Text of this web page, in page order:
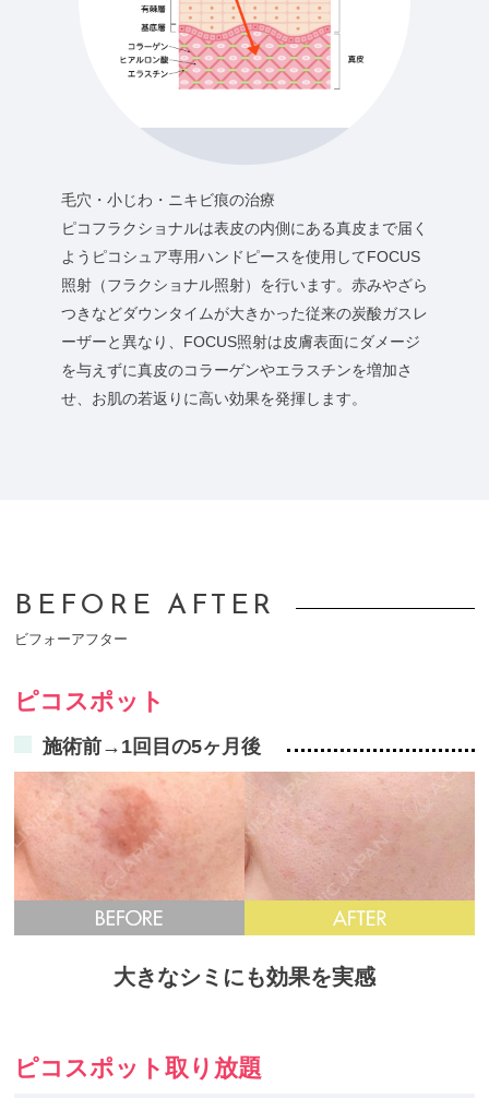
毛穴・小じわ・ニキビ痕の治療
ピコフラクショナルは表皮の内側にある真皮まで届く
ようピコシュア専用ハンドピースを使用してFOCUS
照射（フラクショナル照射）を行います。赤みやざら
つきなどダウンタイムが大きかった従来の炭酸ガスレ
ーザーと異なり、FOCUS照射は皮膚表面にダメージ
を与えずに真皮のコラーゲンやエラスチンを増加さ
せ、お肌の若返りに高い効果を発揮します。
BEFORE AFTER
ビフォーアフター
ピコスポット
施術前→1回目の5ヶ月後
大きなシミにも効果を実感
ピコスポット取り放題